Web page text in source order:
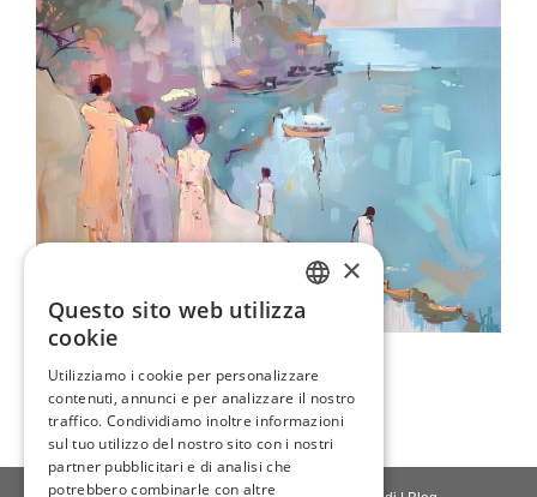
80,00 €
GERMAN
FRENCH
×
Questo sito web utilizza
cookie
Utilizziamo i cookie per personalizzare
contenuti, annunci e per analizzare il nostro
traffico. Condividiamo inoltre informazioni
sul tuo utilizzo del nostro sito con i nostri
partner pubblicitari e di analisi che
potrebbero combinarle con altre